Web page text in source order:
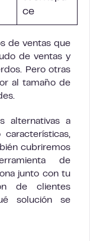
ce
de ventas que
de ventas y
Pero otras
al tamaño de
alternativas a
cubriremos
de
junto con tu
de clientes
solución se